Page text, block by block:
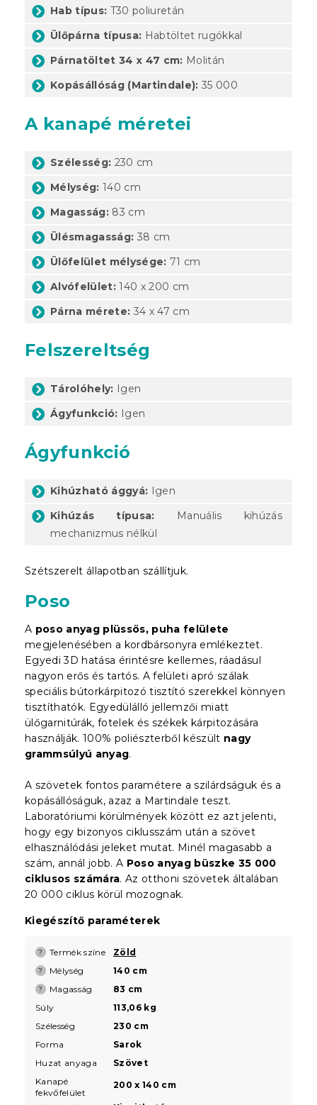
Hab típus: T30 poliuretán
Ülőpárna típusa: Habtöltet rugókkal
Párnatöltet 34 x 47 cm: Molitán
Kopásállóság (Martindale): 35 000
A kanapé méretei
Szélesség: 230 cm
Mélység: 140 cm
Magasság: 83 cm
Ülésmagasság: 38 cm
Ülőfelület mélysége: 71 cm
Alvófelület: 140 x 200 cm
Párna mérete: 34 x 47 cm
Felszereltség
Tárolóhely: Igen
Ágyfunkció: Igen
Ágyfunkció
Kihúzható ággyá: Igen
Kihúzás típusa: Manuális kihúzás
mechanizmus nélkül
Szétszerelt állapotban szállítjuk.
Poso
A poso anyag plüssös, puha felülete
megjelenésében a kordbársonyra emlékeztet.
Egyedi 3D hatása érintésre kellemes, ráadásul
nagyon erős és tartós. A felületi apró szálak
speciális bútorkárpitozó tisztító szerekkel könnyen
tisztíthatók. Egyedülálló jellemzői miatt
ülőgarnitúrák, fotelek és székek kárpitozására
használják. 100% poliészterből készült nagy
grammsúlyú anyag.
A szövetek fontos paramétere a szilárdságuk és a
kopásállóságuk, azaz a Martindale teszt.
Laboratóriumi körülmények között ez azt jelenti,
hogy egy bizonyos ciklusszám után a szövet
elhasználódási jeleket mutat. Minél magasabb a
szám, annál jobb. A Poso anyag büszke 35 000
ciklusos számára. Az otthoni szövetek általában
20 000 ciklus körül mozognak.
Kiegészítő paraméterek
? Termék színe Zöld
? Mélység 140 cm
? Magasság
83 cm
Súly
113,06 kg
Szélesség
230 cm
Forma
Sarok
Huzat anyaga
Szövet
Kanapé
fekvőfelület
200 x 140 cm